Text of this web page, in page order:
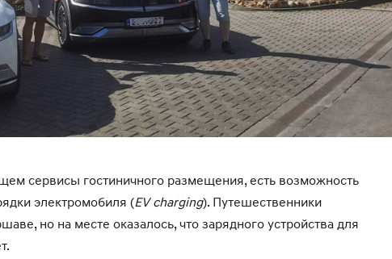
сервисы гостиничного размещения, есть возможность
электромобиля (EV charging). Путешественники
но на месте оказалось, что зарядного устройства для